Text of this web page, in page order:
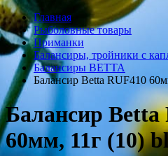
Главная
Рыболовные товары
Приманки
Балансиры, тройники с
Балансиры BETTA
Балансир Betta RUF410
Балансир Betta
60мм, 11г (10)